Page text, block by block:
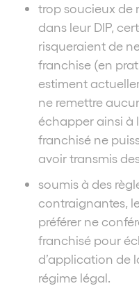
trop soucieux de
dans leur DIP,
risqueraient de
franchise (en
estiment
ne remettre
échapper ainsi à
franchisé ne
avoir transmis
soumis à des
contraignantes,
préférer ne
franchisé pour
d’application de
régime légal.